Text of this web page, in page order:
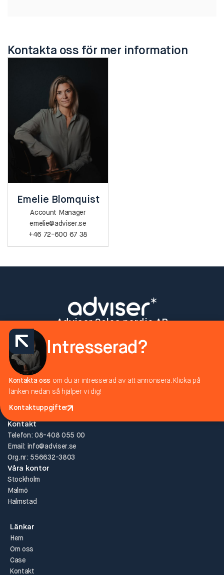
Kontakta oss för mer information
Emelie Blomquist
Account Manager
emelie@adviser.se
+46 72-600 67 38
Adviser Sales nordic AB
Adviser är en del av Another Media Group, en företagsgrupp med
en gemensam vision att skapa möjligheter för människor, företag
Kontakt
Telefon: 08-408 055 00
Email: info@adviser.se
Org.nr: 556632-3803
Våra kontor
Stockholm
Malmö
Halmstad
Länkar
Hem
Om oss
Case
Kontakt
Intresserad?
Kontakta oss om du är intresserad av att annonsera. Klicka på
länken nedan så hjälper vi dig!
Kontaktuppgifter
Kontaktuppgifter